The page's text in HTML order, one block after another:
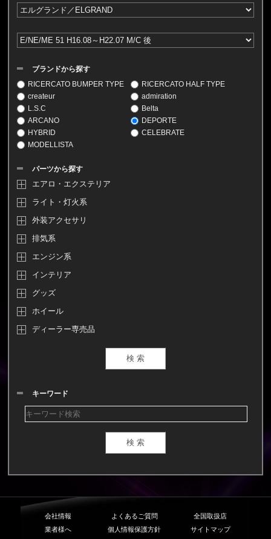
ブランドから探す
RICERCATO BUMPER TYPE
RICERCATO HALF TYPE
createur
admiration
L.S.C
Belta
ARCANO
DEPORTE
HYBRID
CELEBRATE
MODELLISTA
パーツから探す
エアロ・エクステリア
ライト・灯火系
外装アクセサリ
排気系
エンジン系
インテリア
グッズ
ホイール
ディーラー専売品
キーワード
会社情報 よくあるご質問
全国取扱店
業者様へ
個人情報保護方針 サイトマップ